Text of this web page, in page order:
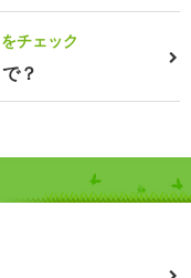
チェック
？